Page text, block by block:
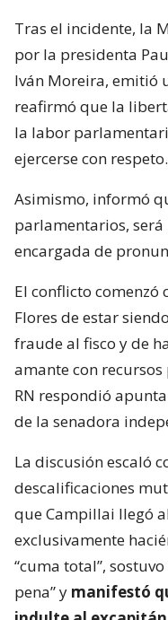
Tras el incidente, la
por la presidenta
Iván Moreira, emitió
reafirmó que la
la labor
ejercerse con respeto.
Asimismo, informó
parlamentarios, será
encargada de
El conflicto comenzó
Flores de estar
fraude al fisco y de
amante con
RN respondió
de la senadora
La discusión escaló
descalificaciones
que Campillai llegó
exclusivamente
“cuma total”,
pena” y manifestó